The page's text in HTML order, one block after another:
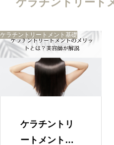
ケラチントリートメント基礎
ケラチントリ
ートメントの